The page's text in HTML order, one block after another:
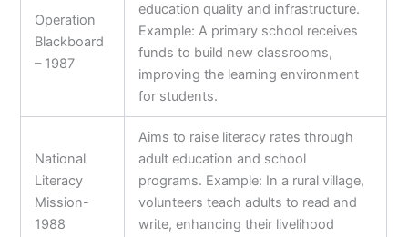
Operation
Blackboard
– 1987
education quality and infrastructure.
Example: A primary school receives
funds to build new classrooms,
improving the learning environment
for students.
National
Literacy
Mission-
1988
Aims to raise literacy rates through
adult education and school
programs. Example: In a rural village,
volunteers teach adults to read and
write, enhancing their livelihood